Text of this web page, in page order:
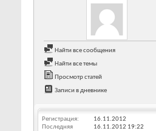
Найти все сообщения
Найти все темы
Просмотр статей
Записи в дневнике
Регистрация
16.11.2012
Последняя
16.11.2012 19:22